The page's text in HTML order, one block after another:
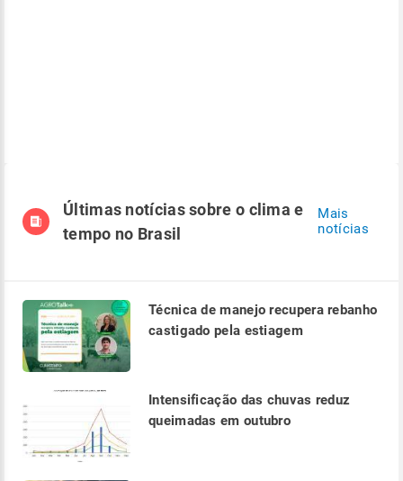
Últimas notícias sobre o clima e
tempo no Brasil
Mais
notícias
Técnica de manejo recupera rebanho
castigado pela estiagem
Intensificação das chuvas reduz
queimadas em outubro